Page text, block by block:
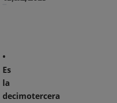
•
Es
la
decimotercera